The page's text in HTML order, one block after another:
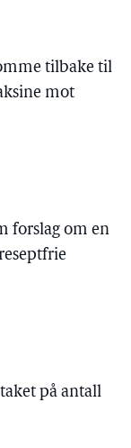
tilbake til
mot
forslag om en
på antall